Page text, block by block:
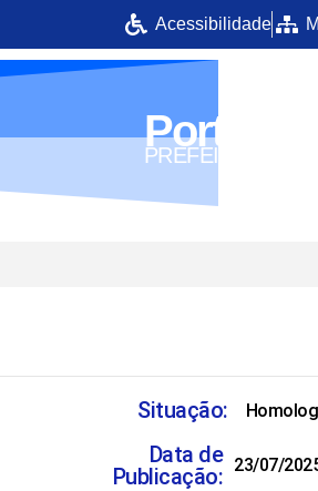
Acessibilidade
Portal da
PREFEITURA
Situação:
Data de
Publicação: 23/07/